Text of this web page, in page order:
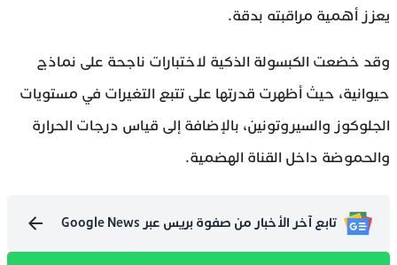
يعزز أهمية مراقبته بدقة.
وقد خضعت الكبسولة الذكية لاختبارات ناجحة على نماذج
حيوانية، حيث أظهرت قدرتها على تتبع التغيرات في مستويات
الجلوكوز والسيروتونين، بالإضافة إلى قياس درجات الحرارة
والحموضة داخل القناة الهضمية.
تابع آخر الأخبار من صفوة بريس عبر Google News